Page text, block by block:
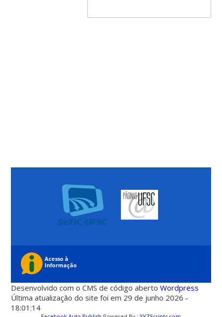
Desenvolvido com o CMS de código abertoWordpress
Última atualização do site foi em 29 de junho 2026 -
18:01:14